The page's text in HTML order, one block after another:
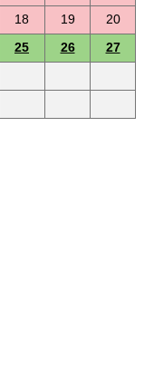
18 19
20
25 26
27